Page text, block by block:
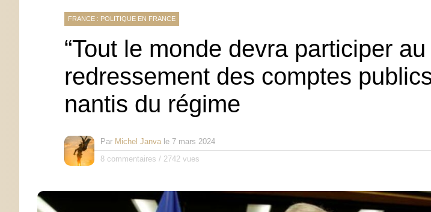
FRANCE : POLITIQUE EN FRANCE
“Tout le monde devra participer au
redressement des comptes
nantis du régime
Par Michel Janva le 7 mars 2024
8 commentaires / 2742 vues